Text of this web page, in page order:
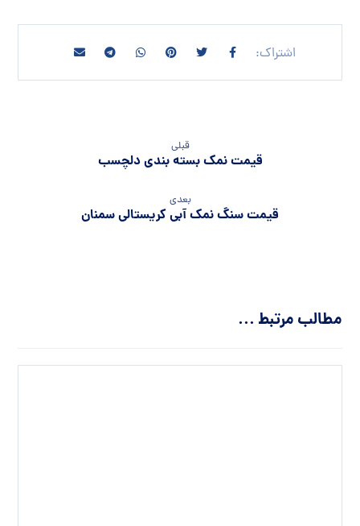
قبلی
قیمت نمک بسته بندی دلچسب
بعدی
قیمت سنگ نمک آبی کریستالی سمنان
مطالب مرتبط ...